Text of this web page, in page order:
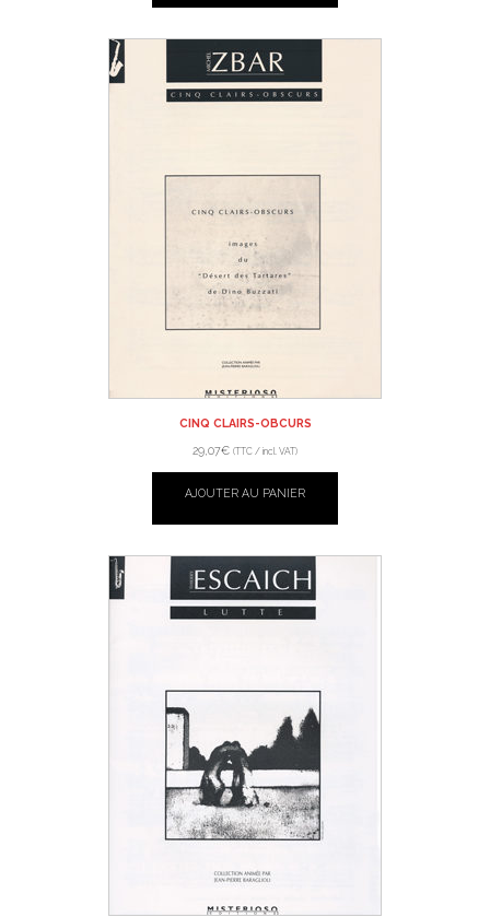
CINQ CLAIRS-OBCURS
29,07€ (TTC / incl. VAT)
AJOUTER AU PANIER